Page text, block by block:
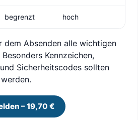
begrenzt hoch
dem Absenden alle wichtigen
Kennzeichen,
Sicherheitscodes sollten
– 19,70 €